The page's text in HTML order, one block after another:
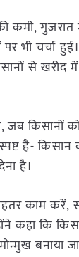
कमी,
भी चर्चा
से खरीद
जब किसानों
है-
है।
बेहतर काम
कहा कि
बनाया